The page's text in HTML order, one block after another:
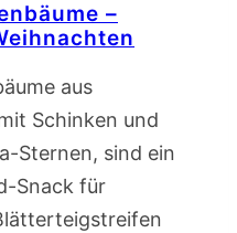
–
aus
Schinken und
Sternen, sind ein
Snack für